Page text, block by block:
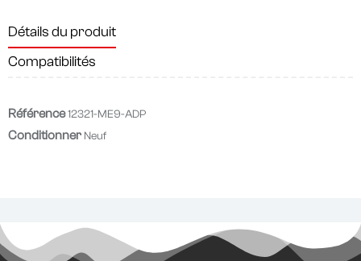
Détails du produit
Compatibilités
Référence12321-ME9-ADP
Conditionner Neuf